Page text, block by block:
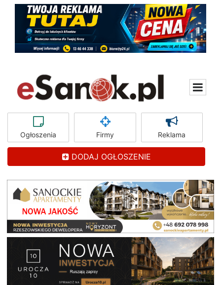
Ogłoszenia Firmy Reklama
DODAJ OGŁOSZENIE